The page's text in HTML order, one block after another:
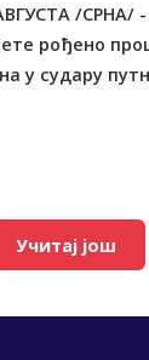
/СРНА/
рођено
у судару
Учитај још